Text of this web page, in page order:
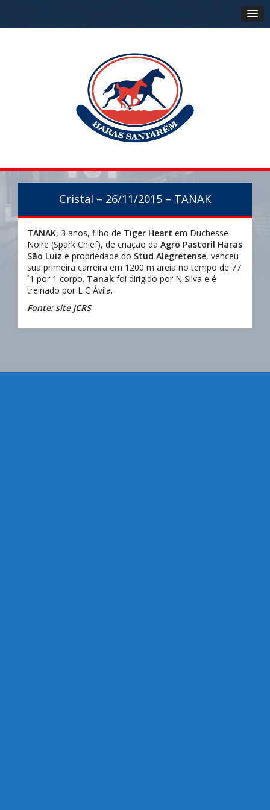
Cristal – 26/11/2015 – TANAK
TANAK, 3 anos, filho de Tiger Heart em Duchesse
Noire (Spark Chief), de criação da Agro Pastoril Haras
São Luiz e propriedade do Stud Alegretense, venceu
sua primeira carreira em 1200 m areia no tempo de 77
´1 por 1 corpo. Tanak foi dirigido por N Silva e é
treinado por L C Ávila.
Fonte: site JCRS